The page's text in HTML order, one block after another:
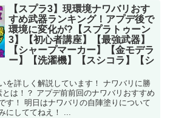
【スプラ3】現環境ナワバリおす
すめ武器ランキング！アプデ後で
環境に変化が?【スプラトゥーン
3】【初心者講座】【最強武器】
【シャープマーカー】【金モデラ
ー】【洗濯機】【スシコラ】【シ
を詳しく解説しています！ ナワバリに勝
は！？ アプデ前前回のナワバリおすすめ
す！ 明日はナワバリの自陣塗りについて
にしててねえ！ ...